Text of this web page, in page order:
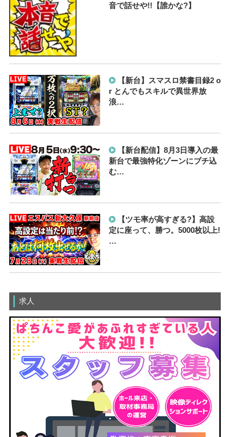
音で話せや!!【誰かな?】
【新台】スマスロ禁書目録2 o
r とんでもスキルで異世界放
浪…
【新台配信】8月3日導入の最
新台で最強特化ゾーンにブチ込
む…
【ツモ率が高すぎる?】高設
定に座って、勝つ。5000枚以上!
…
求人